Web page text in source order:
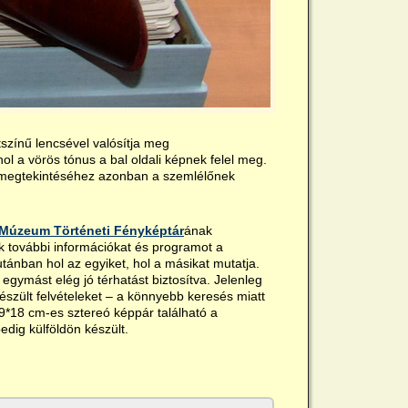
lencsével valósítja meg
a vörös tónus a bal oldali képnek felel meg.
azonban a szemlélőnek
Történeti Fényképtárának
további információkat és programot a
hol az egyiket, hol a másikat mutatja.
elég jó térhatást biztosítva. Jelenleg
felvételeket – a könnyebb keresés miatt
cm-es sztereó képpár található a
külföldön készült.